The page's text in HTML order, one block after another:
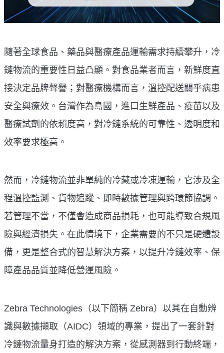
隨著全球食品、藥品與醫療產品運輸需求持續攀升，冷
鏈物流的重要性日益凸顯。對食品業者而言，新鮮度直
接決定品牌聲譽；對醫療機構而言，溫控配送關乎病患
安全與療效。台灣作為島國，進口生鮮產品、疫苗以及
醫療試劑的依賴度高，對冷鏈系統的可靠性、透明度和
效率要求極高。
然而，冷鏈物流並非單純的冷藏或冷凍運輸，它涉及全
程溫控監測、貨物追蹤、即時數據管理與跨環節協調。
若管理不當，不僅會造成商品損耗，也可能導致合規風
險與經濟損失。在此情境下，企業需要的不只是硬體設
備，更是整合式的智慧解決方案，以提升冷鏈效率、保
障產品品質並降低營運風險。
Zebra Technologies（以下簡稱 Zebra）以其在自動辨
識與數據擷取（AIDC）領域的專業，提出了一套針對
冷鏈物流量身打造的解決方案，從感測器到行動終端，